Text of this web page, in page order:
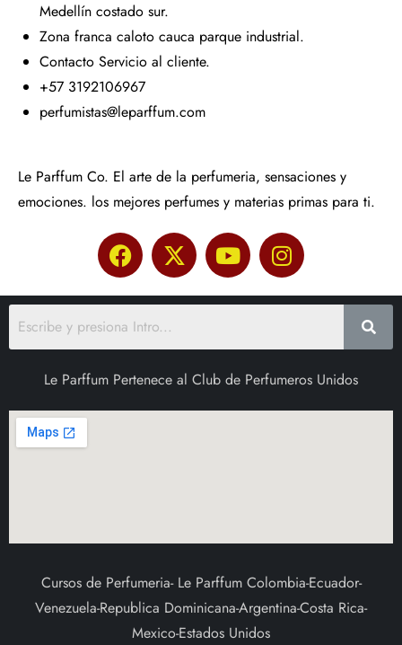
Medellín costado sur.
Zona franca caloto cauca parque industrial.
Contacto Servicio al cliente.
+57 3192106967
perfumistas@leparffum.com
Le Parffum Co. El arte de la perfumeria, sensaciones y
emociones. los mejores perfumes y materias primas para ti.
Le Parffum Pertenece al Club de Perfumeros Unidos
Cursos de Perfumeria- Le Parffum Colombia-Ecuador-
Venezuela-Republica Dominicana-Argentina-Costa Rica-
Mexico-Estados Unidos